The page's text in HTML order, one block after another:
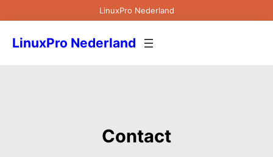
naar
LinuxPro Nederland
LinuxPro Nederland
Contact